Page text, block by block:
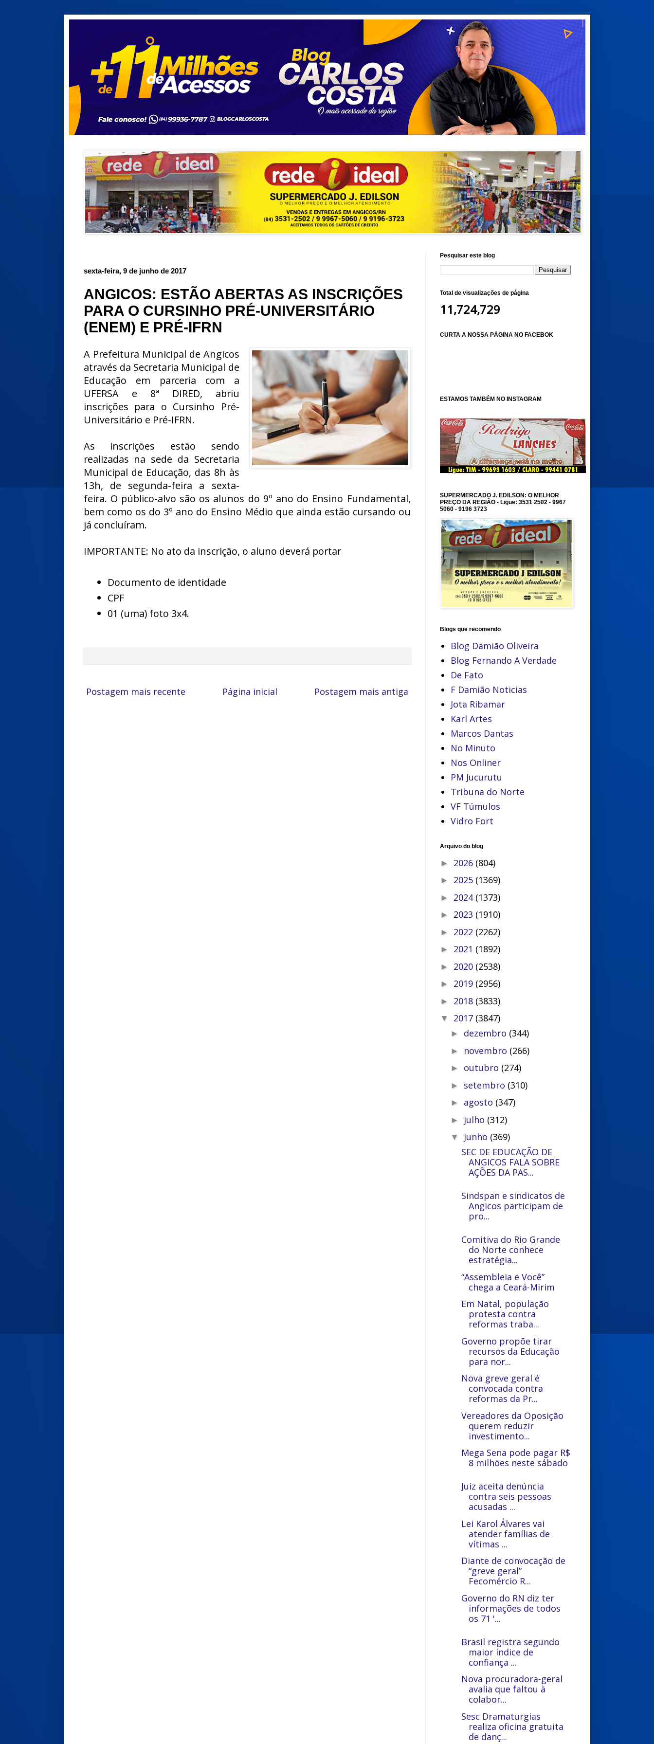
sexta-feira, 9 de junho de 2017
ANGICOS: ESTÃO ABERTAS AS INSCRIÇÕES
PARA O CURSINHO PRÉ-UNIVERSITÁRIO
(ENEM) E PRÉ-IFRN
A Prefeitura Municipal de Angicos
através da Secretaria Municipal de
Educação em parceria com a
UFERSA e 8ª DIRED, abriu
inscrições para o Cursinho Pré-
Universitário e Pré-IFRN.
As inscrições estão sendo
realizadas na sede da Secretaria
Municipal de Educação, das 8h às
13h, de segunda-feira a sexta-
feira. O público-alvo são os alunos do 9º ano do Ensino Fundamental,
bem como os do 3º ano do Ensino Médio que ainda estão cursando ou
já concluíram.
IMPORTANTE: No ato da inscrição, o aluno deverá portar
Documento de identidade
CPF
01 (uma) foto 3x4.
Postagem mais recente Postagem mais antiga
Página inicial
Pesquisar este blog
Total de visualizações de página
11,724,729
CURTA A NOSSA PÁGINA NO FACEBOK
ESTAMOS TAMBÉM NO INSTAGRAM
SUPERMERCADO J. EDILSON: O MELHOR
PREÇO DA REGIÃO - Ligue: 3531 2502 - 9967
5060 - 9196 3723
Blogs que recomendo
Blog Damião Oliveira
Blog Fernando A Verdade
De Fato
F Damião Noticias
Jota Ribamar
Karl Artes
Marcos Dantas
No Minuto
Nos Onliner
PM Jucurutu
Tribuna do Norte
VF Túmulos
Vidro Fort
Arquivo do blog
► 2026 (804)
► 2025 (1369)
► 2024 (1373)
► 2023 (1910)
► 2022 (2262)
► 2021 (1892)
► 2020 (2538)
► 2019 (2956)
► 2018 (3833)
▼ 2017 (3847)
► dezembro (344)
► novembro (266)
► outubro (274)
► setembro (310)
► agosto (347)
► julho (312)
▼ junho (369)
SEC DE EDUCAÇÃO DE
ANGICOS FALA SOBRE
AÇÕES DA PAS...
Sindspan e sindicatos de
Angicos participam de
pro...
Comitiva do Rio Grande
do Norte conhece
estratégia...
“Assembleia e Você”
chega a Ceará-Mirim
Em Natal, população
protesta contra
reformas traba...
Governo propõe tirar
recursos da Educação
para nor...
Nova greve geral é
convocada contra
reformas da Pr...
Vereadores da Oposição
querem reduzir
investimento...
Mega Sena pode pagar R$
8 milhões neste sábado
Juiz aceita denúncia
contra seis pessoas
acusadas ...
Lei Karol Álvares vai
atender famílias de
vítimas ...
Diante de convocação de
“greve geral”
Fecomércio R...
Governo do RN diz ter
informações de todos
os 71 '...
Brasil registra segundo
maior índice de
confiança ...
Nova procuradora-geral
avalia que faltou à
colabor...
Sesc Dramaturgias
realiza oficina gratuita
de danç...